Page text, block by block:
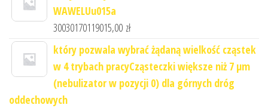
WAWELUu015a
30030170119015,00 zł
który pozwala wybrać żądaną wielkość cząstek
w 4 trybach pracyCząsteczki większe niż 7 μm
(nebulizator w pozycji 0) dla górnych dróg
oddechowych